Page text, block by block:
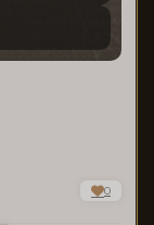
0